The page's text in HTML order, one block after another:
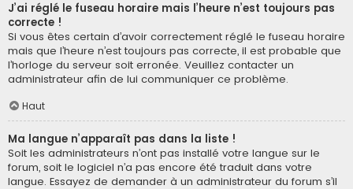
J’ai réglé le fuseau horaire mais l’heure n’est toujours pas
correcte !
Si vous êtes certain d’avoir correctement réglé le fuseau horaire
mais que l’heure n’est toujours pas correcte, il est probable que
l’horloge du serveur soit erronée. Veuillez contacter un
administrateur afin de lui communiquer ce problème.
Haut
Ma langue n’apparaît pas dans la liste !
Soit les administrateurs n’ont pas installé votre langue sur le
forum, soit le logiciel n’a pas encore été traduit dans votre
langue. Essayez de demander à un administrateur du forum s’il